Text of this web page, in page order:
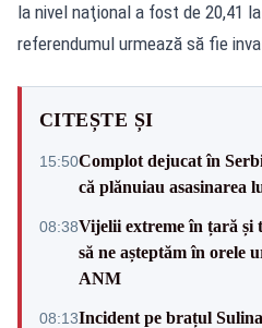
la nivel naţional a fost de 20,41
referendumul urmează să fie
CITEȘTE ȘI
15:50Complot dejucat în
că plănuiau asasinarea
08:38Vijelii extreme în țară și
să ne așteptăm în orele
ANM
08:13Incident pe brațul